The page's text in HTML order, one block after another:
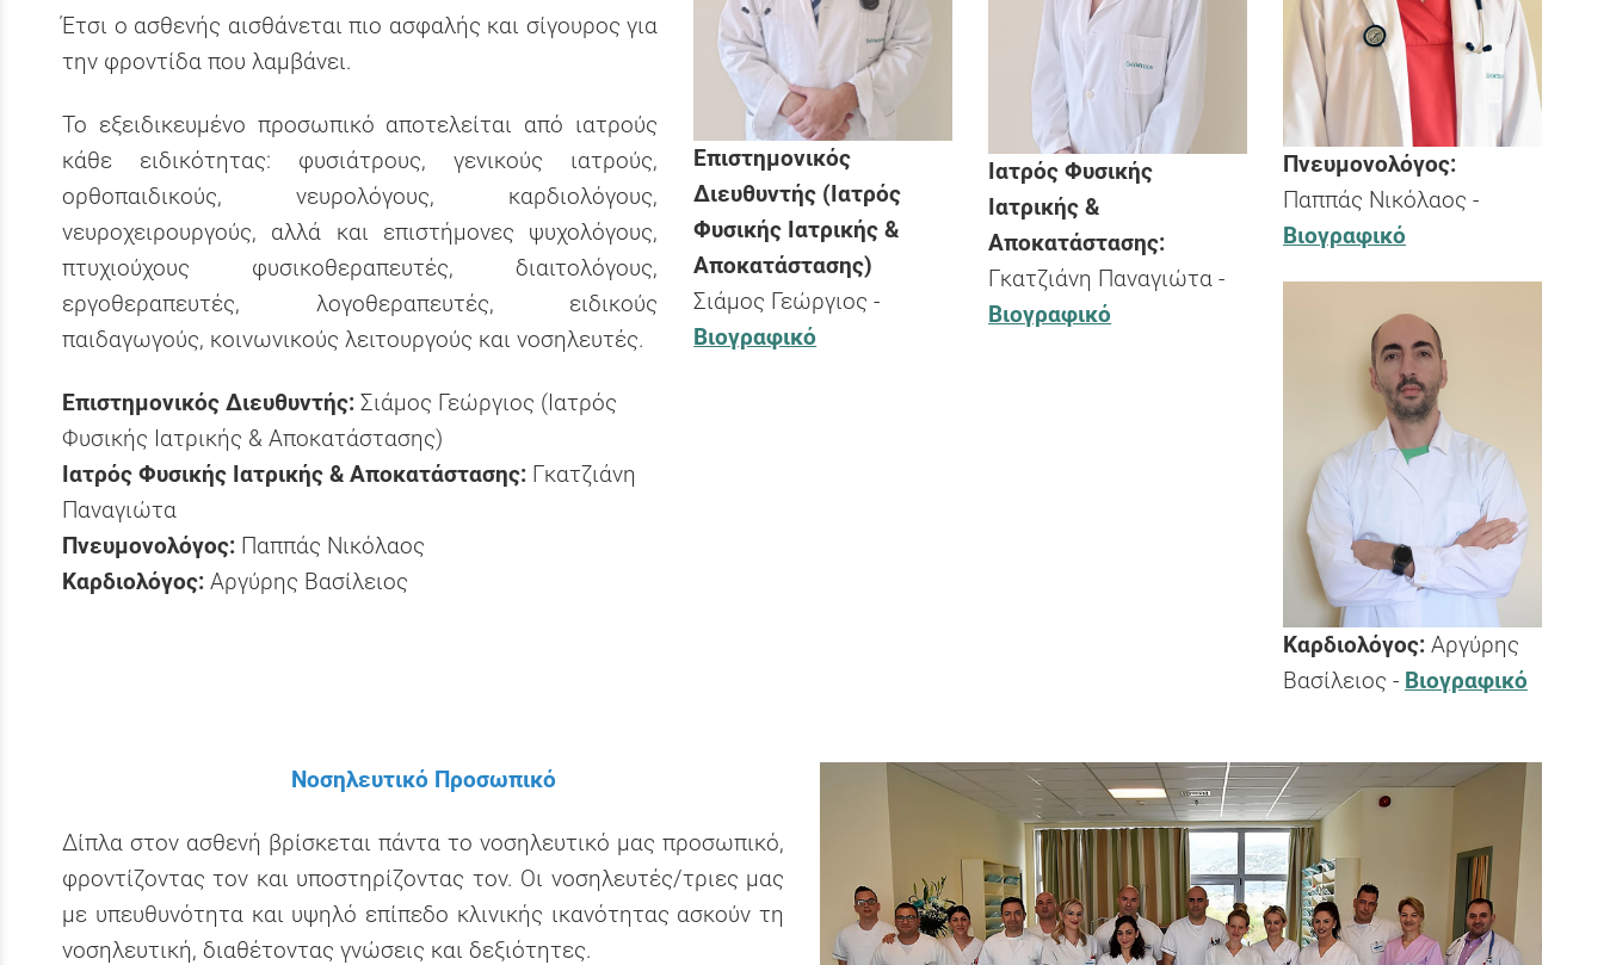
Έτσι ο ασθενής αισθάνεται πιο ασφαλής και σίγουρος για
την φροντίδα που λαμβάνει.
Το εξειδικευμένο προσωπικό αποτελείται από ιατρούς
κάθε ειδικότητας: φυσιάτρους, γενικούς ιατρούς,
ορθοπαιδικούς, νευρολόγους, καρδιολόγους,
νευροχειρουργούς, αλλά και επιστήμονες ψυχολόγους,
πτυχιούχους φυσικοθεραπευτές, διαιτολόγους,
εργοθεραπευτές, λογοθεραπευτές, ειδικούς
παιδαγωγούς, κοινωνικούς λειτουργούς και νοσηλευτές.
Επιστημονικός Διευθυντής: Σιάμος Γεώργιος (Ιατρός
Φυσικής Ιατρικής & Αποκατάστασης)
Ιατρός Φυσικής Ιατρικής & Αποκατάστασης: Γκατζιάνη
Παναγιώτα
Πνευμονολόγος: Παππάς Νικόλαος
Καρδιολόγος: Αργύρης Βασίλειος
Επιστημονικός
Διευθυντής (Ιατρός
Φυσικής Ιατρικής &
Αποκατάστασης)
Σιάμος Γεώργιος -
Βιογραφικό
Ιατρός Φυσικής
Ιατρικής &
Αποκατάστασης:
Γκατζιάνη Παναγιώτα -
Βιογραφικό
Πνευμονολόγος:
Παππάς Νικόλαος -
Βιογραφικό
Καρδιολόγος: Αργύρης
Βασίλειος - Βιογραφικό
Νοσηλευτικό Προσωπικό
Δίπλα στον ασθενή βρίσκεται πάντα το νοσηλευτικό μας προσωπικό,
φροντίζοντας τον και υποστηρίζοντας τον. Οι νοσηλευτές/τριες μας
με υπευθυνότητα και υψηλό επίπεδο κλινικής ικανότητας ασκούν τη
νοσηλευτική, διαθέτοντας γνώσεις και δεξιότητες.